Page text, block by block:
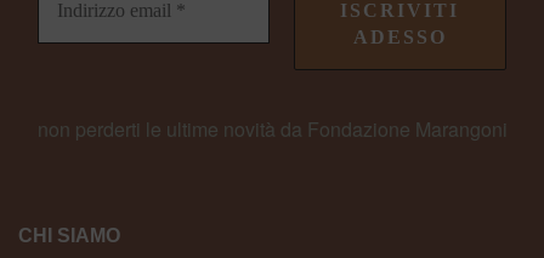
CHI SIAMO
non perderti le ultime novità da Fondazione Marangoni